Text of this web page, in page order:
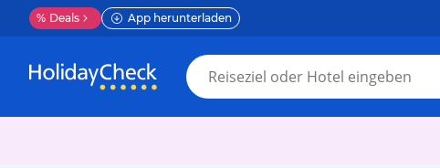
% Deals App herunterladen